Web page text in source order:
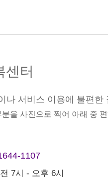
센터
나 서비스 이용에 불편한
을 사진으로 찍어 아래 중
1107
7시 - 오후 6시